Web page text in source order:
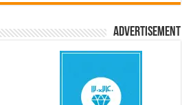
Advertisement